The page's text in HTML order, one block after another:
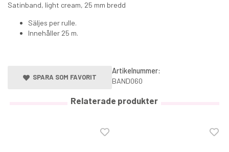
Satinband, light cream, 25 mm bredd
Säljes per rulle.
Innehåller 25 m.
SPARA SOM FAVORIT
Artikelnummer:
BAND060
Relaterade produkter